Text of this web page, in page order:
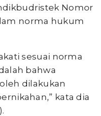
Nomor
norma hukum
sesuai norma
bahwa
dilakukan
kata dia